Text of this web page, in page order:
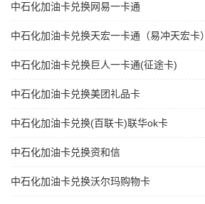
中石化加油卡兑换网易一卡通
中石化加油卡兑换天宏一卡通（易冲天宏卡）
中石化加油卡兑换巨人一卡通(征途卡)
中石化加油卡兑换美团礼品卡
中石化加油卡兑换(百联卡)联华ok卡
中石化加油卡兑换资和信
中石化加油卡兑换沃尔玛购物卡